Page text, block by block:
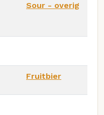
Sour - overig
Fruitbier